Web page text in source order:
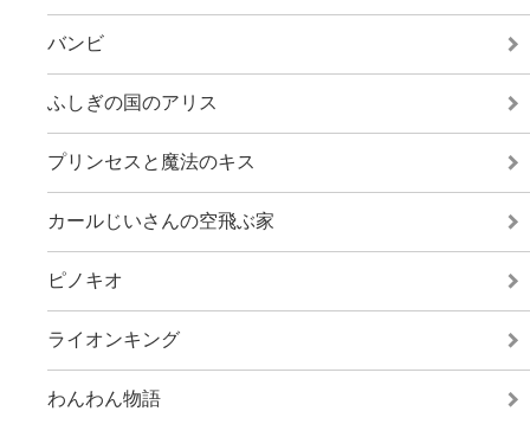
バンビ
ふしぎの国のアリス
プリンセスと魔法のキス
カールじいさんの空飛ぶ家
ピノキオ
ライオンキング
わんわん物語